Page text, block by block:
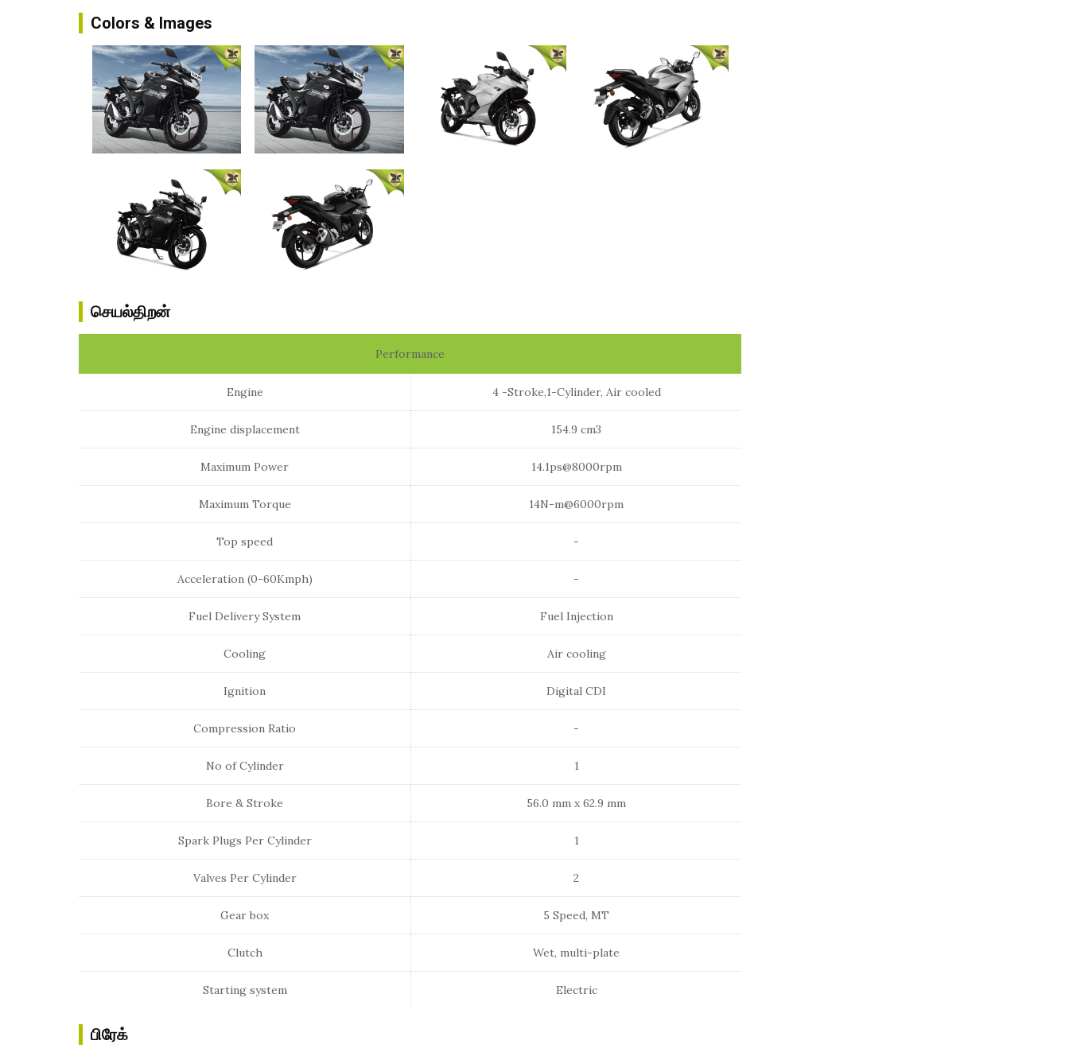
Colors & Images
செயல்திறன்
Performance
Engine 4 -Stroke,1-Cylinder, Air cooled
Engine displacement 154.9 cm3
Maximum Power 14.1ps@8000rpm
Maximum Torque 14N-m@6000rpm
Top speed -
Acceleration (0-60Kmph) -
Fuel Delivery System Fuel Injection
Cooling Air cooling
Ignition Digital CDI
Compression Ratio -
No of Cylinder 1
Bore & Stroke 56.0 mm x 62.9 mm
Spark Plugs Per Cylinder 1
Valves Per Cylinder 2
Gear box 5 Speed, MT
Clutch Wet, multi-plate
Starting system Electric
பிரேக்